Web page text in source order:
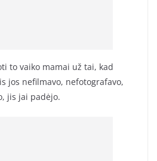
to vaiko mamai už tai, kad
jos nefilmavo, nefotografavo,
jis jai padėjo.